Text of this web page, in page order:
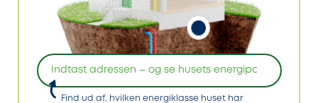
Find ud af, hvilken energiklasse huset har